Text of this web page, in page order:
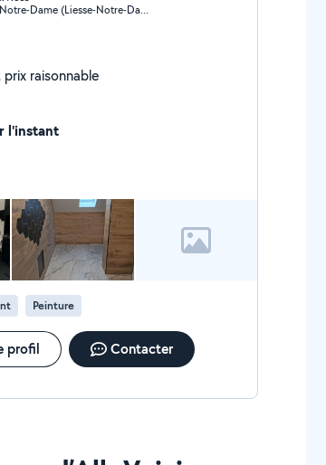
Liesse-Notre-Dame (Liesse-Notre-Dame)
raisonnable
l'instant
Peinture
profil Contacter